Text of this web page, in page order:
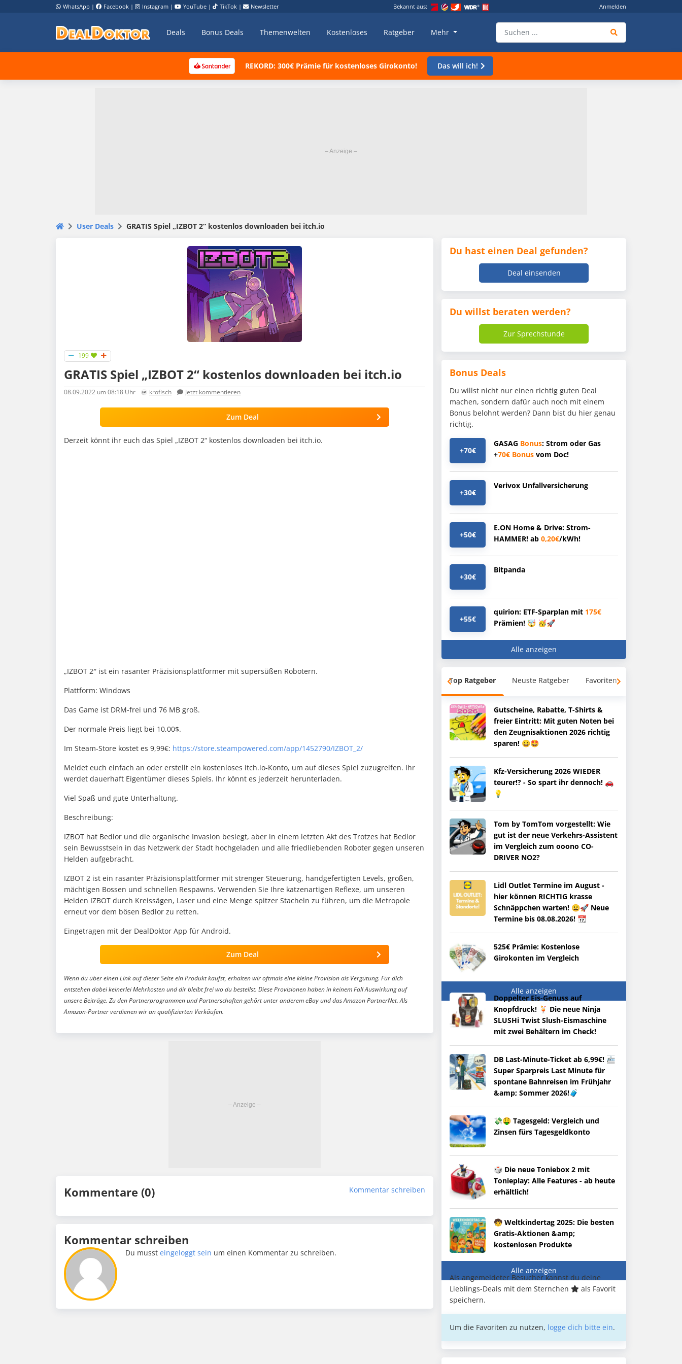
WhatsApp | Facebook | Instagram | YouTube | TikTok | Newsletter Bekannt aus: Anmelden
Deals Bonus Deals Themenwelten Kostenloses Ratgeber Mehr
REKORD: 300€ Prämie für kostenloses Girokonto! Das will ich!
User Deals GRATIS Spiel „IZBOT 2“ kostenlos downloaden bei itch.io
199
GRATIS Spiel „IZBOT 2“ kostenlos downloaden bei itch.io
08.09.2022 um 08:18 Uhr krofisch Jetzt kommentieren
Zum Deal
Derzeit könnt ihr euch das Spiel „IZBOT 2“ kostenlos downloaden bei itch.io.
„IZBOT 2″ ist ein rasanter Präzisionsplattformer mit supersüßen Robotern.
Plattform: Windows
Das Game ist DRM-frei und 76 MB groß.
Der normale Preis liegt bei 10,00$.
Im Steam-Store kostet es 9,99€: https://store.steampowered.com/app/1452790/IZBOT_2/
Meldet euch einfach an oder erstellt ein kostenloses itch.io-Konto, um auf dieses Spiel zuzugreifen. Ihr
werdet dauerhaft Eigentümer dieses Spiels. Ihr könnt es jederzeit herunterladen.
Viel Spaß und gute Unterhaltung.
Beschreibung:
IZBOT hat Bedlor und die organische Invasion besiegt, aber in einem letzten Akt des Trotzes hat Bedlor
sein Bewusstsein in das Netzwerk der Stadt hochgeladen und alle friedliebenden Roboter gegen unseren
Helden aufgebracht.
IZBOT 2 ist ein rasanter Präzisionsplattformer mit strenger Steuerung, handgefertigten Levels, großen,
mächtigen Bossen und schnellen Respawns. Verwenden Sie Ihre katzenartigen Reflexe, um unseren
Helden IZBOT durch Kreissägen, Laser und eine Menge spitzer Stacheln zu führen, um die Metropole
erneut vor dem bösen Bedlor zu retten.
Eingetragen mit der DealDoktor App für Android.
Zum Deal
Wenn du über einen Link auf dieser Seite ein Produkt kaufst, erhalten wir oftmals eine kleine Provision als Vergütung. Für dich
entstehen dabei keinerlei Mehrkosten und dir bleibt frei wo du bestellst. Diese Provisionen haben in keinem Fall Auswirkung auf
unsere Beiträge. Zu den Partnerprogrammen und Partnerschaften gehört unter anderem eBay und das Amazon PartnerNet. Als
Amazon-Partner verdienen wir an qualifizierten Verkäufen.
Kommentare (0) Kommentar schreiben
Kommentar schreiben
Du mussteingeloggt sein um einen Kommentar zu schreiben.
Du hast einen Deal gefunden?
Deal einsenden
Du willst beraten werden?
Zur Sprechstunde
Bonus Deals
Du willst nicht nur einen richtig guten Deal
machen, sondern dafür auch noch mit einem
Bonus belohnt werden? Dann bist du hier genau
richtig.
+70€
GASAG Bonus: Strom oder Gas
+70€ Bonus vom Doc!
+30€
Verivox Unfallversicherung
+50€
E.ON Home & Drive: Strom-
HAMMER! ab 0,20€/kWh!
+30€
Bitpanda
+55€
quirion: ETF-Sparplan mit 175€
Prämien! 🤯 🥳🚀
Alle anzeigen
Top Ratgeber Neuste Ratgeber Favoriten
Gutscheine, Rabatte, T-Shirts &
freier Eintritt: Mit guten Noten bei
den Zeugnisaktionen 2026 richtig
sparen! 😀🤩
Kfz-Versicherung 2026 WIEDER
teurer!? - So spart ihr dennoch! 🚗
💡
Tom by TomTom vorgestellt: Wie
gut ist der neue Verkehrs-Assistent
im Vergleich zum ooono CO-
DRIVER NO2?
Lidl Outlet Termine im August -
hier können RICHTIG krasse
Schnäppchen warten! 😀🚀 Neue
Termine bis 08.08.2026! 📆
525€ Prämie: Kostenlose
Girokonten im Vergleich
Alle anzeigen
Doppelter Eis-Genuss auf
Knopfdruck! 🍹 Die neue Ninja
SLUSHi Twist Slush-Eismaschine
mit zwei Behältern im Check!
DB Last-Minute-Ticket ab 6,99€! 🚈
Super Sparpreis Last Minute für
spontane Bahnreisen im Frühjahr
&amp; Sommer 2026!🧳
💸🤑 Tagesgeld: Vergleich und
Zinsen fürs Tagesgeldkonto
🎲 Die neue Toniebox 2 mit
Tonieplay: Alle Features - ab heute
erhältlich!
🧒 Weltkindertag 2025: Die besten
Gratis-Aktionen &amp;
kostenlosen Produkte
Alle anzeigen
Als angemeldeter Besucher kannst du deine
Lieblings-Deals mit dem Sternchen
als Favorit
speichern.
Um die Favoriten zu nutzen, logge dich bitte ein.